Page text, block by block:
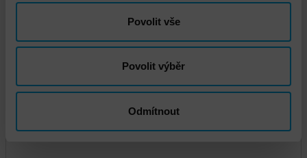
Povolit vše
Povolit výběr
Odmítnout